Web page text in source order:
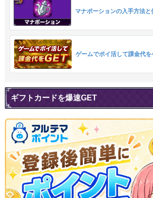
マナポーションの入手方法と
ゲームでポイ活して課金代を
ギフトカードを爆速GET